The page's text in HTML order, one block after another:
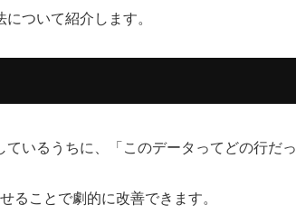
ついて紹介します。
いるうちに、「このデータってどの行だっ
ることで劇的に改善できます。